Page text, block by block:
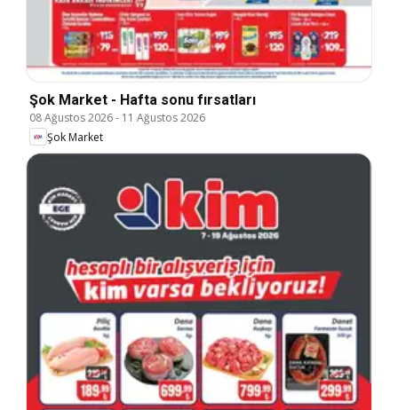
Şok Market - Hafta sonu fırsatları
08 Ağustos 2026- 11 Ağustos 2026
Şok Market